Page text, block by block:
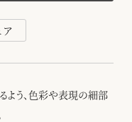
ア
よう、色彩や表現の細部